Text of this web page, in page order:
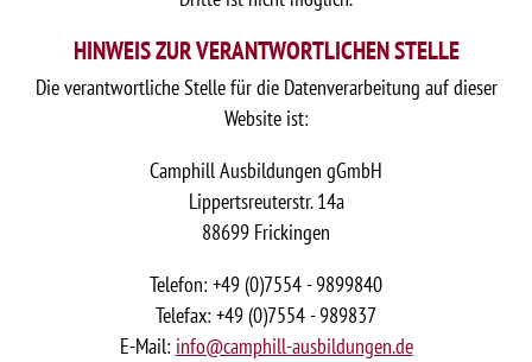
HINWEIS ZUR VERANTWORTLICHEN STELLE
Die verantwortliche Stelle für die Datenverarbeitung auf dieser
Website ist:
Camphill Ausbildungen gGmbH
Lippertsreuterstr. 14a
88699 Frickingen
Telefon: +49 (0)7554 - 9899840
Telefax: +49 (0)7554 - 989837
E-Mail: info@camphill-ausbildungen.de